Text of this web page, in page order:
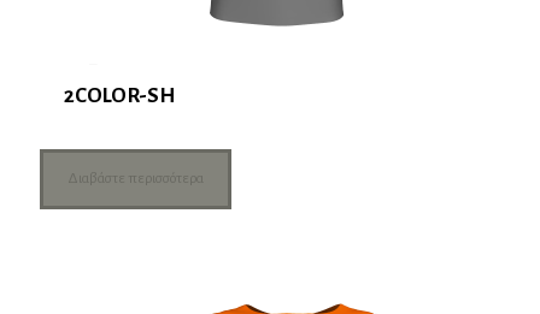
2COLOR-SH
Διαβάστε περισσότερα